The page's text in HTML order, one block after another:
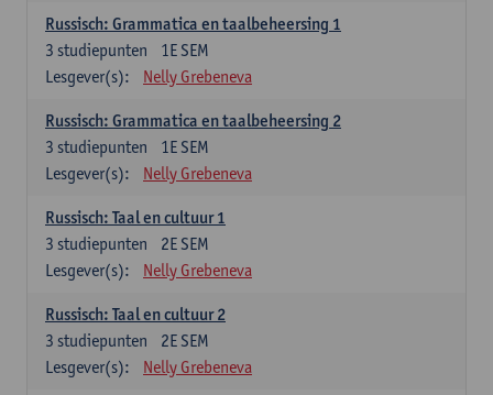
Russisch: Grammatica en taalbeheersing 1
1E SEM
3 studiepunten
Lesgever(s):
Nelly Grebeneva
Russisch: Grammatica en taalbeheersing 2
1E SEM
3 studiepunten
Lesgever(s):
Nelly Grebeneva
Russisch: Taal en cultuur 1
2E SEM
3 studiepunten
Lesgever(s):
Nelly Grebeneva
Russisch: Taal en cultuur 2
2E SEM
3 studiepunten
Lesgever(s):
Nelly Grebeneva